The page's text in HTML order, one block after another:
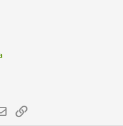
Email